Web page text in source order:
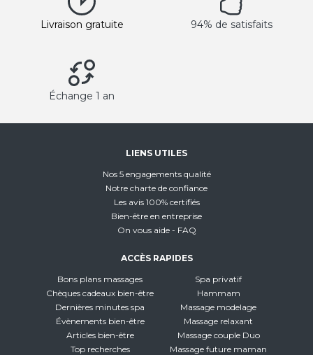
Livraison gratuite 94% de satisfaits
Échange 1 an
LIENS UTILES
Nos 5 engagements qualité
Notre charte de confiance
Les avis 100% certifiés
Bien-être en entreprise
On vous aide - FAQ
ACCÈS RAPIDES
Bons plans massages
Chèques cadeaux bien-être
Dernières minutes spa
Évènements bien-être
Articles bien-être
Top recherches
Spa privatif
Hammam
Massage modelage
Massage relaxant
Massage couple Duo
Massage future maman